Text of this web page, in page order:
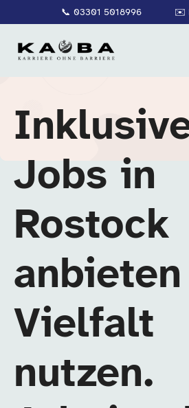
📞 03301 5018996 ✉️
Jobs in
Rostock
anbieten
Vielfalt
nutzen.